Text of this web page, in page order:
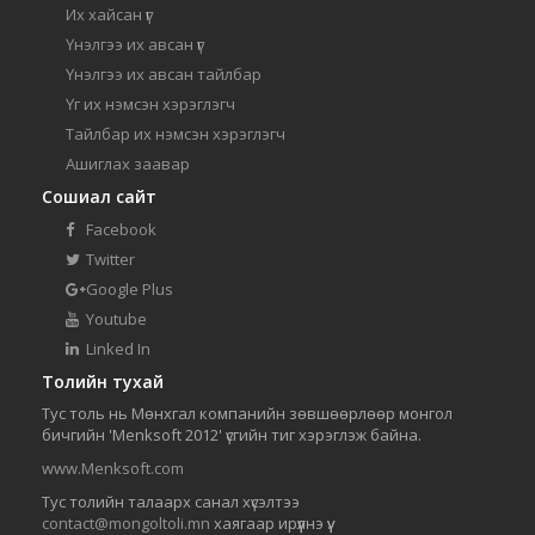
Их хайсан үг
Үнэлгээ их авсан үг
Үнэлгээ их авсан тайлбар
Үг их нэмсэн хэрэглэгч
Тайлбар их нэмсэн хэрэглэгч
Ашиглах заавар
Сошиал сайт
Facebook
Twitter
Google Plus
Youtube
Linked In
Толийн тухай
Тус толь нь Мөнхгал компанийн зөвшөөрлөөр монгол
бичгийн 'Menksoft 2012' үсгийн тиг хэрэглэж байна.
www.Menksoft.com
Тус толийн талаарх санал хүсэлтээ
contact@mongoltoli.mn хаягаар ирүүлнэ үү.